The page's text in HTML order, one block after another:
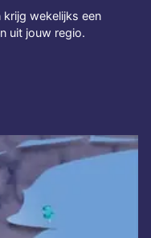
wekelijks een
uit jouw regio.